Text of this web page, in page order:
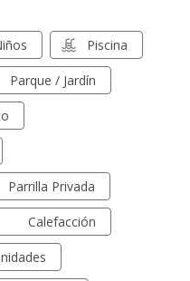
Piscina
Parque / Jardín
Parrilla Privada
Calefacción